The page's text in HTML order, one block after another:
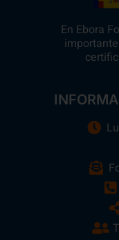
En Ebora